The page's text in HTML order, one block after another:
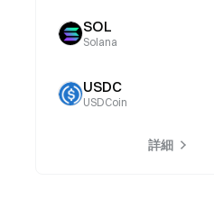
SOL
Solana
USDC
USDCoin
詳細